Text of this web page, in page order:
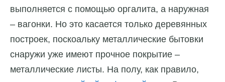
выполняется с помощью оргалита, а наружная
– вагонки. Но это касается только деревянных
построек, поскоальку металлические бытовки
снаружи уже имеют прочное покрытие –
металлические листы. На полу, как правило,